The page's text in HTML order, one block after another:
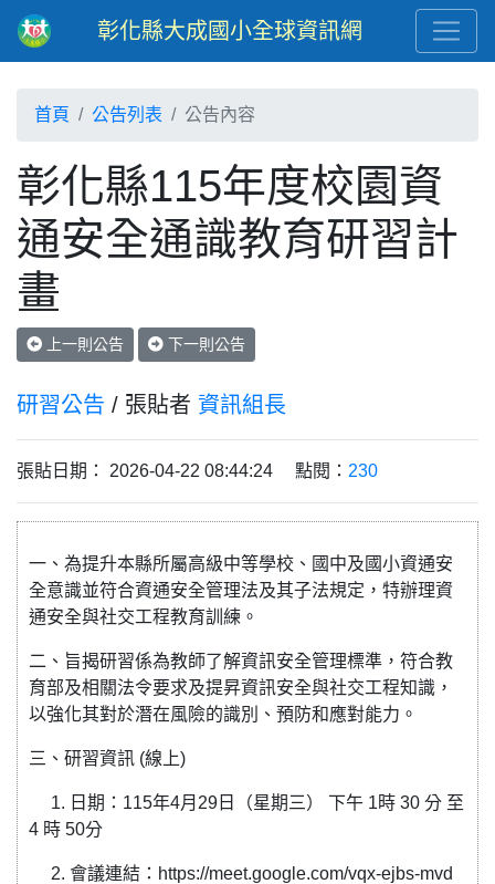
彰化縣大成國小全球資訊網
首頁 公告列表 公告內容
彰化縣115年度校園資
通安全通識教育研習計
畫
上一則公告 下一則公告
研習公告 / 張貼者 資訊組長
張貼日期： 2026-04-22 08:44:24 點閱： 230
一、為提升本縣所屬高級中等學校、國中及國小資通安
全意識並符合資通安全管理法及其子法規定，特辦理資
通安全與社交工程教育訓練。
二、旨揭研習係為教師了解資訊安全管理標準，符合教
育部及相關法令要求及提昇資訊安全與社交工程知識，
以強化其對於潛在風險的識別、預防和應對能力。
三、研習資訊 (線上)
1. 日期：115年4月29日（星期三） 下午 1時 30 分 至
4 時 50分
2. 會議連結：https://meet.google.com/vqx-ejbs-mvd